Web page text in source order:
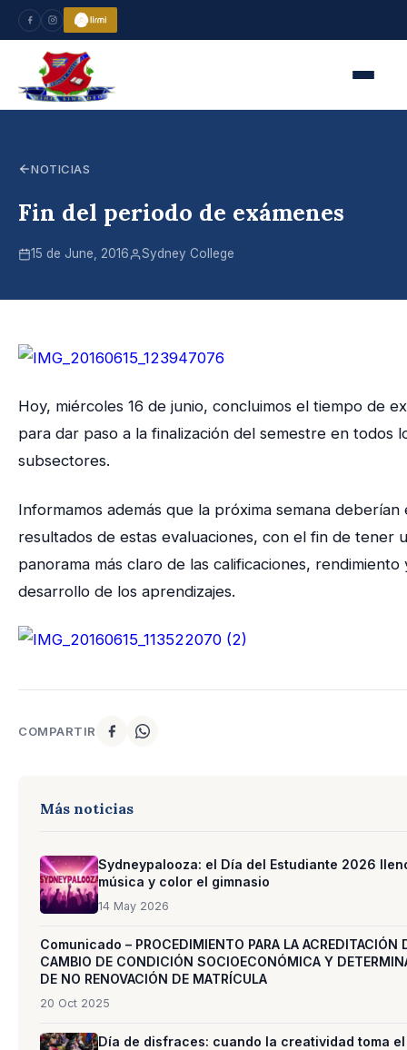
NOTICIAS
Fin del periodo de exámenes
15 de June, 2016 Sydney College
Hoy, miércoles 16 de junio, concluimos el tiempo de
para dar paso a la finalización del semestre en todos
subsectores.
Informamos además que la próxima semana deberían
resultados de estas evaluaciones, con el fin de tener
panorama más claro de las calificaciones, rendimiento
desarrollo de los aprendizajes.
COMPARTIR
Más noticias
Sydneypalooza: el Día del Estudiante 2026
música y color el gimnasio
14 May 2026
Comunicado – PROCEDIMIENTO PARA LA ACREDITACIÓN
CAMBIO DE CONDICIÓN SOCIOECONÓMICA Y
DE NO RENOVACIÓN DE MATRÍCULA
20 Oct 2025
Día de disfraces: cuando la creatividad toma el